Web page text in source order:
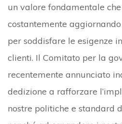
un valore fondamentale
costantemente
per soddisfare le esigenze
clienti. Il Comitato per la
recentemente annunciato
dedizione a rafforzare
nostre politiche e standard